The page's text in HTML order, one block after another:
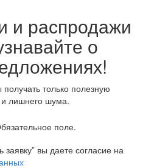
и распродажи
о
только полезную
лишнего шума.
поле.
вы даете согласие на